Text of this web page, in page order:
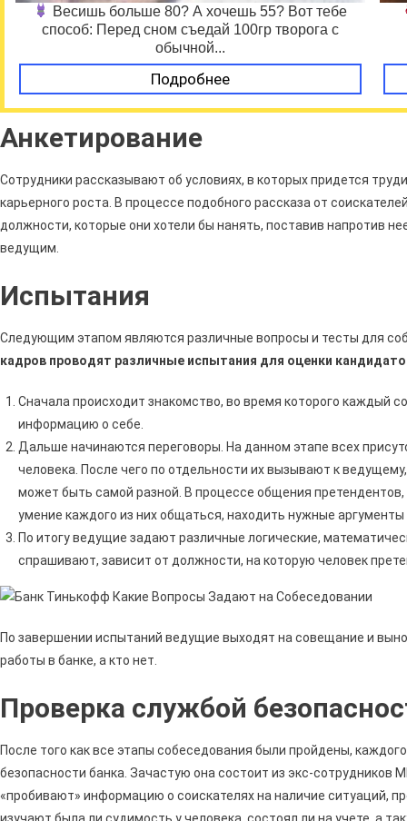
Весишь больше 80? А хочешь 55? Вот тебе
способ: Перед сном съедай 100гр творога с
обычной...
Подробнее
Анкетирование
Сотрудники рассказывают об условиях, в которых придется
карьерного роста. В процессе подобного рассказа от
должности, которые они хотели бы нанять, поставив напротив
ведущим.
Испытания
Следующим этапом являются различные вопросы и тесты для
кадров проводят различные испытания для оценки
Сначала происходит знакомство, во время которого каждый
информацию о себе.
Дальше начинаются переговоры. На данном этапе всех
человека. После чего по отдельности их вызывают к
может быть самой разной. В процессе общения
умение каждого из них общаться, находить нужные
По итогу ведущие задают различные логические,
спрашивают, зависит от должности, на которую человек
По завершении испытаний ведущие выходят на совещание и
работы в банке, а кто нет.
Проверка службой
После того как все этапы собеседования были пройдены,
безопасности банка. Зачастую она состоит из экс-
«пробивают» информацию о соискателях на наличие ситуаций,